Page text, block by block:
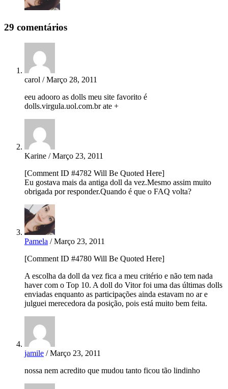
29 comentários
carol / Março 28, 2011
eeu adooro as dolls meu site favorito é
dolls.virgula.uol.com.br ate +
Karine / Março 23, 2011
[Comment ID #4782 Will Be Quoted Here]
Eu gostava mais da antiga doll da vez.Mesmo assim muito
obrigada por responder.Quando é que o FAQ volta?
Pamela / Março 23, 2011
[Comment ID #4780 Will Be Quoted Here]
A escolha da doll da vez fica a meu critério e não tem nada
haver com o Top 10. A doll do Vitor foi uma das últimas dolls
enviadas enquanto as participações ainda estavam no ar e
julguei merecedora da posição, pois está muito bem feita.
jamile / Março 23, 2011
nossa nem acredito que mudou tanto ficou tão lindinho